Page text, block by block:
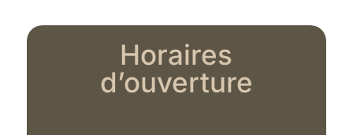
Horaires
d’ouverture